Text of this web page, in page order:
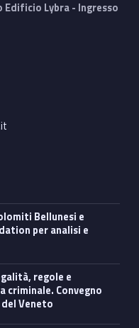
Lybra - Ingresso
per analisi e
criminale. Convegno
Veneto